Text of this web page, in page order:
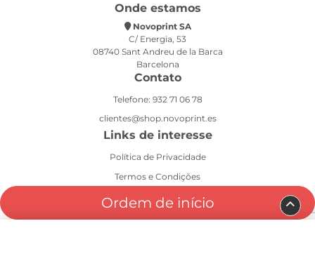
Ordem de início
Onde estamos
Novoprint SA
C/ Energia, 53
08740 Sant Andreu de la Barca
Barcelona
Contato
Telefone: 932 71 06 78
clientes@shop.novoprint.es
Links de interesse
Política de Privacidade
Termos e Condições
Aviso Legal